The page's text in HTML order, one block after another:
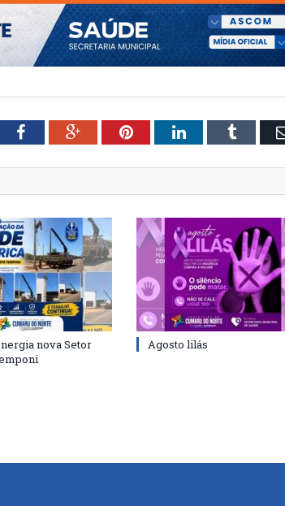
FacebookGoogle+PinterestLinkedInTumblr
nova Setor
Agosto lilás